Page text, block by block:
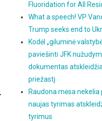
Fluoridation for All
What a speech! VP
Trump seeks end to
Kodėl „giluminė
paviešinti JFK
dokumentas
priežastį
Raudona mėsa
naujas tyrimas
tyrimus